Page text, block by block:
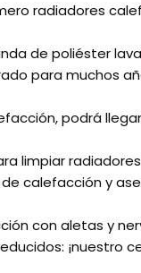
radiadores
de poliéster
para muchos
podrá
limpiar radiadores
calefacción y
con aletas y
¡nuestro